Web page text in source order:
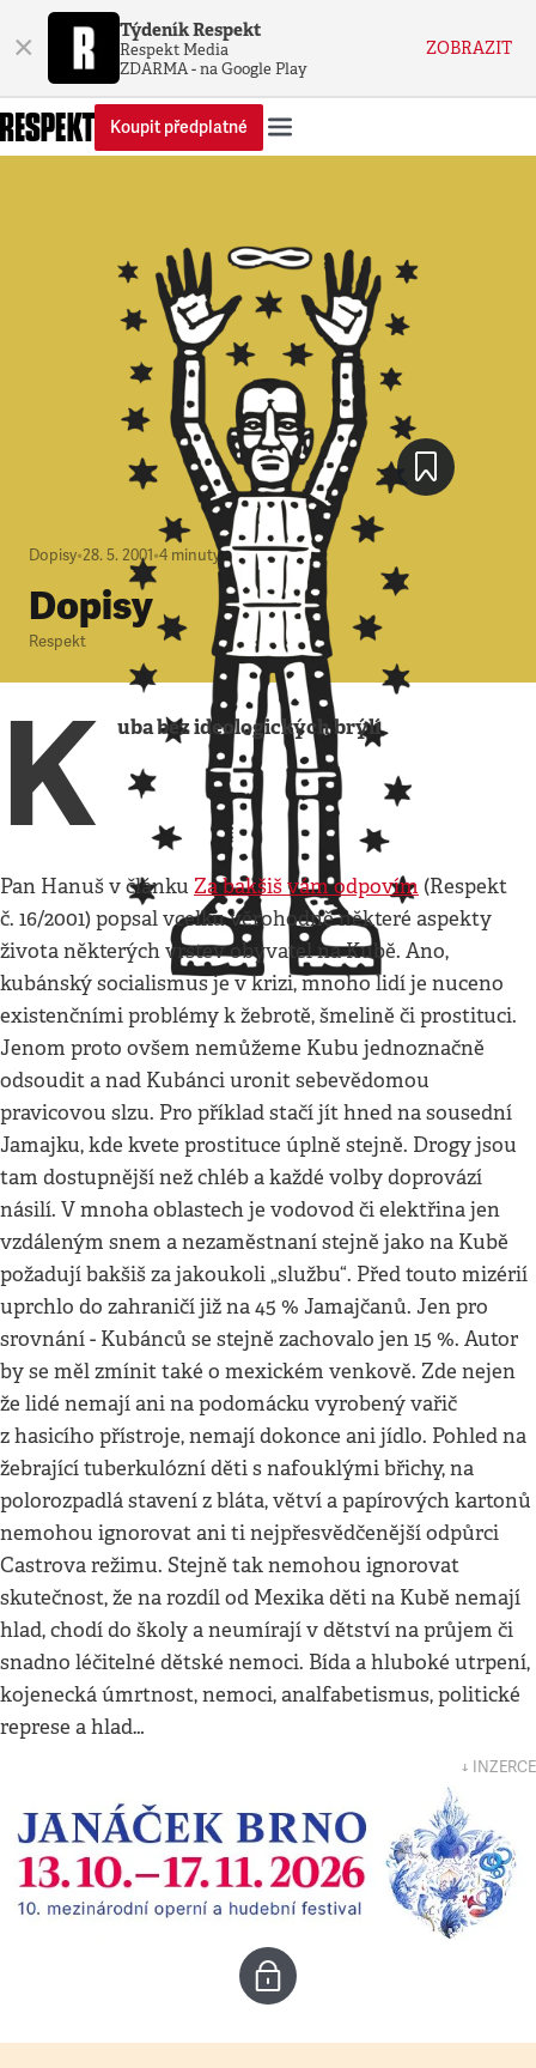
× Týdeník Respekt
Respekt Media
ZDARMA - na Google Play
ZOBRAZIT
Koupit předplatné
Dopisy•28. 5. 2001•4 minuty
Dopisy
Respekt
K uba bez ideologických brýlí
Pan Hanuš v článku Za bakšiš vám odpovím (Respekt
č. 16/2001) popsal vcelku věrohodně některé aspekty
života některých vrstev obyvatel na Kubě. Ano,
kubánský socialismus je v krizi, mnoho lidí je nuceno
existenčními problémy k žebrotě, šmelině či prostituci.
Jenom proto ovšem nemůžeme Kubu jednoznačně
odsoudit a nad Kubánci uronit sebevědomou
pravicovou slzu. Pro příklad stačí jít hned na sousední
Jamajku, kde kvete prostituce úplně stejně. Drogy jsou
tam dostupnější než chléb a každé volby doprovází
násilí. V mnoha oblastech je vodovod či elektřina jen
vzdáleným snem a nezaměstnaní stejně jako na Kubě
požadují bakšiš za jakoukoli „službu“. Před touto mizérií
uprchlo do zahraničí již na 45 % Jamajčanů. Jen pro
srovnání - Kubánců se stejně zachovalo jen 15 %. Autor
by se měl zmínit také o mexickém venkově. Zde nejen
že lidé nemají ani na podomácku vyrobený vařič
z hasicího přístroje, nemají dokonce ani jídlo. Pohled na
žebrající tuberkulózní děti s nafouklými břichy, na
polorozpadlá stavení z bláta, větví a papírových kartonů
nemohou ignorovat ani ti nejpřesvědčenější odpůrci
Castrova režimu. Stejně tak nemohou ignorovat
skutečnost, že na rozdíl od Mexika děti na Kubě nemají
hlad, chodí do školy a neumírají v dětství na průjem či
snadno léčitelné dětské nemoci. Bída a hluboké utrpení,
kojenecká úmrtnost, nemoci, analfabetismus, politické
represe a hlad…
↓ INZERCE